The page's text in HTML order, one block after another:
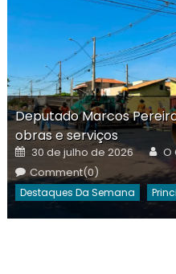
Deputado Marcos
obras e serviços
Posted
on
30 de julho de 2026
O
Comment(0)
Destaques Da Semana